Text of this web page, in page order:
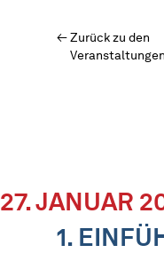
Zurück zu den
Veranstaltungen
27. JANUAR
1.